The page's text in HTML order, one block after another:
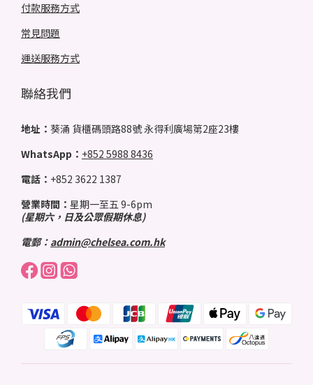
付款服務方式
常見問題
運送服務方式
聯絡我們
地址： 葵涌 貨櫃碼頭路88號 永得利廣場第2座23樓
WhatsApp： +852 5988 8436
電話： +852 3622 1387
營業時間： 星期一至五 9-6pm
(星期六，日及公眾假期休息)
電郵： admin@chelsea.com.hk